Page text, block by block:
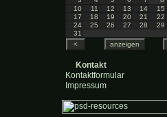
10
11 12 13 14 15
17
18 19 20 21 22
24
25 26 27 28 29
31
Kontakt
Kontaktformular
Impressum